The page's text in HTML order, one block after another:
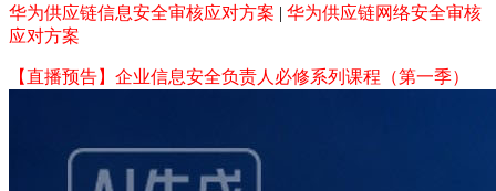
华为供应链信息安全审核应对方案 | 华为供应链网络安全审核
应对方案
【直播预告】企业信息安全负责人必修系列课程（第一季）